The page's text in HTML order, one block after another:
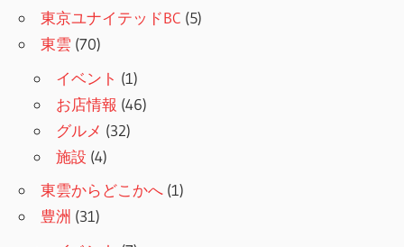
東京ユナイテッドBC (5)
東雲 (70)
イベント (1)
お店情報 (46)
グルメ (32)
施設 (4)
東雲からどこかへ (1)
豊洲 (31)